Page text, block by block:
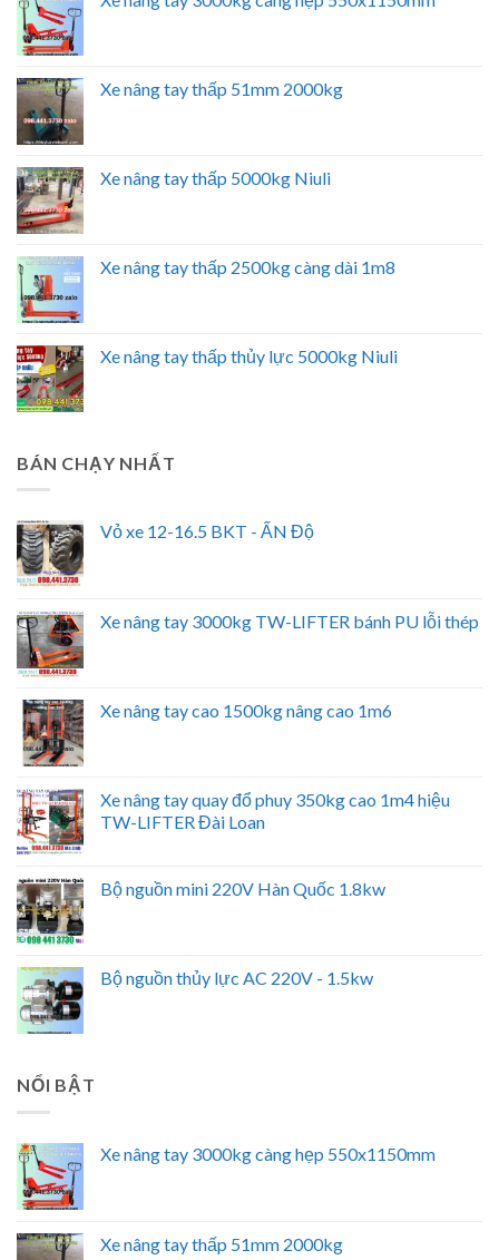
Xe nâng tay thấp 51mm 2000kg
Xe nâng tay thấp 5000kg Niuli
Xe nâng tay thấp 2500kg càng dài 1m8
Xe nâng tay thấp thủy lực 5000kg Niuli
BÁN CHẠY NHẤT
Vỏ xe 12-16.5 BKT - ẤN Độ
Xe nâng tay 3000kg TW-LIFTER bánh PU lỗi thép
Xe nâng tay cao 1500kg nâng cao 1m6
Xe nâng tay quay đổ phuy 350kg cao 1m4 hiệu
TW-LIFTER Đài Loan
Bộ nguồn mini 220V Hàn Quốc 1.8kw
Bộ nguồn thủy lực AC 220V - 1.5kw
NỔI BẬT
Xe nâng tay 3000kg càng hẹp 550x1150mm
Xe nâng tay thấp 51mm 2000kg